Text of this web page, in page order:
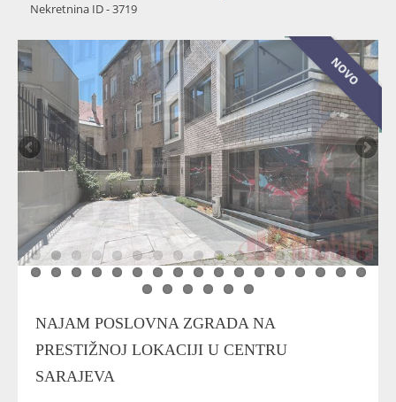
Nekretnina ID - 3719
NOVO
NOVO
NAJAM POSLOVNA ZGRADA NA
PRESTIŽNOJ LOKACIJI U CENTRU
SARAJEVA